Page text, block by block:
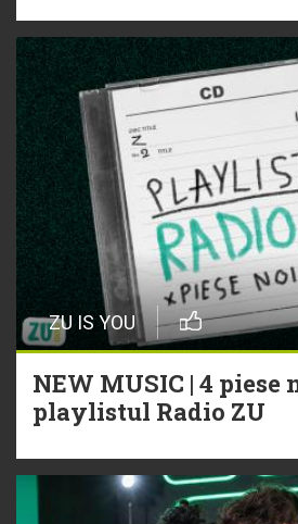
ZU IS YOU
NEW MUSIC | 4 piese
playlistul Radio ZU